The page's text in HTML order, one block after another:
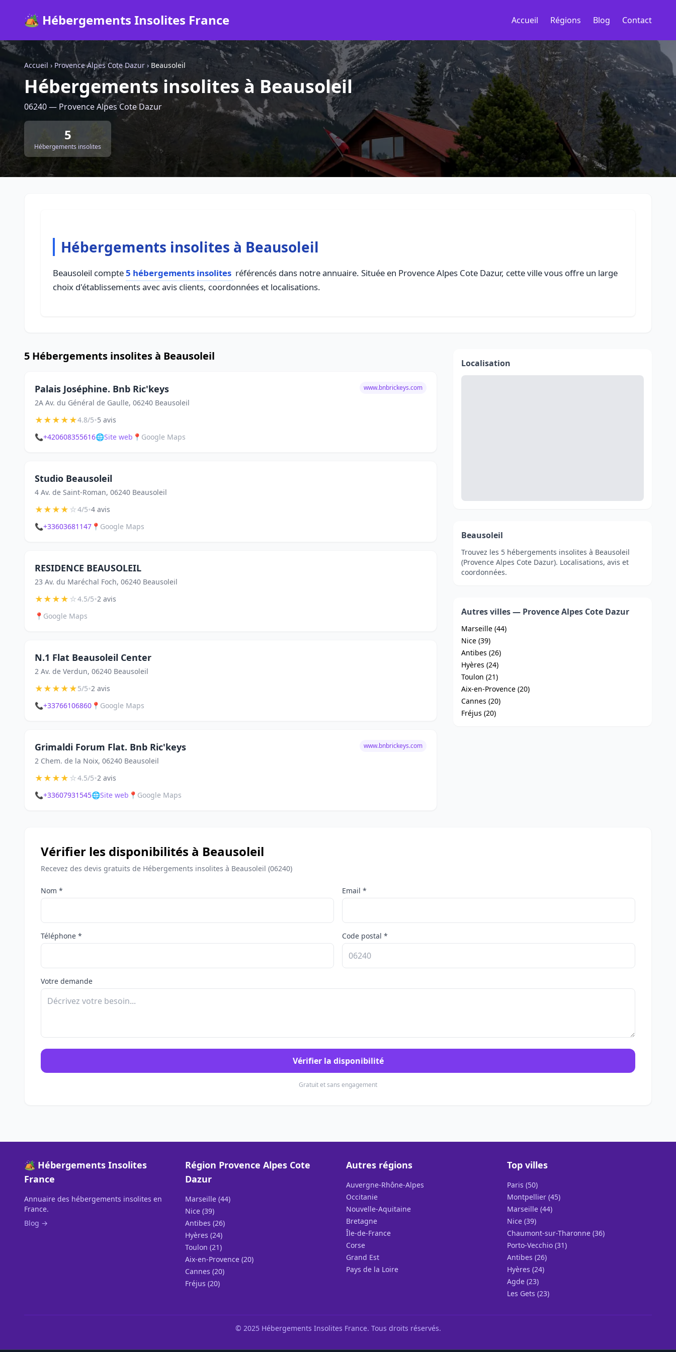
🏕️ Hébergements Insolites France Accueil Régions Blog Contact
Accueil › Provence Alpes Cote Dazur › Beausoleil
Hébergements insolites à Beausoleil
06240 — Provence Alpes Cote Dazur
5
Hébergements insolites
Hébergements insolites à Beausoleil
Beausoleil compte5 hébergements insolites référencés dans notre annuaire. Située en Provence Alpes Cote Dazur, cette ville vous offre un large
choix d'établissements avec avis clients, coordonnées et localisations.
5 Hébergements insolites à Beausoleil
Palais Joséphine. Bnb Ric'keys
2A Av. du Général de Gaulle, 06240 Beausoleil
www.bnbrickeys.com
★★★★★4.8/5•5 avis
📞+420608355616🌐Site web 📍 Google Maps
Studio Beausoleil
4 Av. de Saint-Roman, 06240 Beausoleil
★★★★☆4/5•4 avis
📞+33603681147 📍 Google Maps
RESIDENCE BEAUSOLEIL
23 Av. du Maréchal Foch, 06240 Beausoleil
★★★★☆4.5/5•2 avis
📍 Google Maps
N.1 Flat Beausoleil Center
2 Av. de Verdun, 06240 Beausoleil
★★★★★5/5•2 avis
📞+33766106860 📍 Google Maps
Grimaldi Forum Flat. Bnb Ric'keys
2 Chem. de la Noix, 06240 Beausoleil
www.bnbrickeys.com
★★★★☆4.5/5•2 avis
📞+33607931545🌐Site web 📍 Google Maps
Localisation
Beausoleil
Trouvez les 5 hébergements insolites à Beausoleil
(Provence Alpes Cote Dazur). Localisations, avis et
coordonnées.
Autres villes — Provence Alpes Cote Dazur
Marseille (44)
Nice (39)
Antibes (26)
Hyères (24)
Toulon (21)
Aix-en-Provence (20)
Cannes (20)
Fréjus (20)
Vérifier les disponibilités à Beausoleil
Recevez des devis gratuits de Hébergements insolites à Beausoleil (06240)
Nom * Email *
Téléphone * Code postal *
Votre demande
Vérifier la disponibilité
Gratuit et sans engagement
🏕️ Hébergements Insolites
France
Annuaire des hébergements insolites en
France.
Blog →
Région Provence Alpes Cote
Dazur
Marseille (44)
Nice (39)
Antibes (26)
Hyères (24)
Toulon (21)
Aix-en-Provence (20)
Cannes (20)
Fréjus (20)
Autres régions
Auvergne-Rhône-Alpes
Occitanie
Nouvelle-Aquitaine
Bretagne
Île-de-France
Corse
Grand Est
Pays de la Loire
Top villes
Paris (50)
Montpellier (45)
Marseille (44)
Nice (39)
Chaumont-sur-Tharonne (36)
Porto-Vecchio (31)
Antibes (26)
Hyères (24)
Agde (23)
Les Gets (23)
© 2025 Hébergements Insolites France. Tous droits réservés.